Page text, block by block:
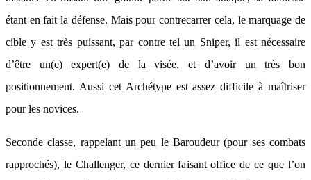
étant en fait la défense. Mais pour contrecarrer cela, le marquage de
cible y est très puissant, par contre tel un Sniper, il est nécessaire
d’être un(e) expert(e) de la visée, et d’avoir un très bon
positionnement. Aussi cet Archétype est assez difficile à maîtriser
pour les novices.
Seconde classe, rappelant un peu le Baroudeur (pour ses combats
rapprochés), le Challenger, ce dernier faisant office de ce que l’on